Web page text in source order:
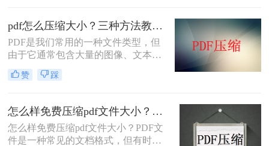
是上传和发送都会很慢，网络不好的
话，还不容易发出去。尤其是领导要
你微信发过去的时候，因为微信只能
发送小于100M的文件，文件太大就无
法传送了，真是太痛苦了
pdf怎么压缩大小？三种方法教你压缩pdf！
PDF是我们常用的一种文件类型，但
由于它通常包含大量的图像、文本，
甚至其他的媒体文件，导致体积会越
来越大，不仅传输速度慢，有些甚至
PDF文件体积太大时该如何解决呢？
下面小编给大家分享几种pdf怎么压缩
大小方法，简单实用。
赞 踩
怎么样免费压缩pdf文件大小？试试这个在线压缩方法！
怎么样免费压缩pdf文件大小？PDF文
件是一种常见的文档格式，但有时候